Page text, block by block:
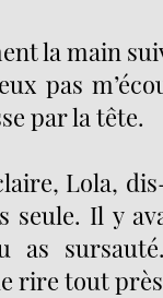
la main
pas
par la tête.
Lola,
seule. Il y
as
rire tout